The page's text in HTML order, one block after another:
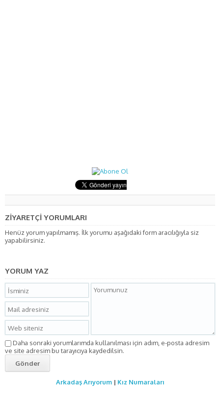
ZİYARETÇİ YORUMLARI
Henüz yorum yapılmamış. İlk yorumu aşağıdaki form aracılığıyla siz
yapabilirsiniz.
YORUM YAZ
Daha sonraki yorumlarımda kullanılması için adım, e-posta adresim
ve site adresim bu tarayıcıya kaydedilsin.
Arkadaş Arıyorum| Kız Numaraları